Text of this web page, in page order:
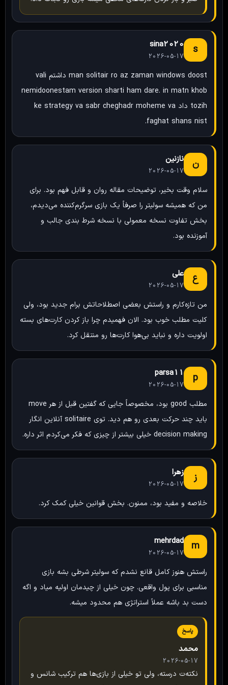
s
sina2020
2026-05-17
man solitair ro az zaman windows doost داشتم vali
nemidoonestam version sharti ham dare. in matn khob
tozih داد ke strategy va sabr cheghadr moheme va
faghat shans nist.
ن نازنین
2026-05-17
سلام وقت بخیر، توضیحات مقاله روان و قابل فهم بود. برای
من که همیشه سولیتر را صرفاً یک بازی سرگرم‌کننده می‌دیدم،
بخش تفاوت نسخه معمولی با نسخه شرط بندی جالب و
آموزنده بود.
ع علی
2026-05-17
من تازه‌کارم و راستش بعضی اصطلاحاتش برام جدید بود، ولی
کلیت مطلب خوب بود. الان فهمیدم چرا باز کردن کارت‌های بسته
اولویت داره و نباید بی‌هوا کارت‌ها رو منتقل کرد.
p
parsa11
2026-05-17
مطلب good بود، مخصوصاً جایی که گفتین قبل از هر move
باید چند حرکت بعدی رو هم دید. توی solitaire آنلاین انگار
decision making خیلی بیشتر از چیزی که فکر می‌کردم اثر داره.
ز زهرا
2026-05-17
خلاصه و مفید بود، ممنون. بخش قوانین خیلی کمک کرد.
m
mehrdad
2026-05-17
راستش هنوز کامل قانع نشدم که سولیتر شرطی بشه بازی
مناسبی برای پول واقعی. چون خیلی از چیدمان اولیه میاد و اگه
دست بد باشه عملاً استراتژی هم محدود میشه.
پاسخ
محمد
2026-05-17
نکته‌ت درسته، ولی تو خیلی از بازی‌ها هم ترکیب شانس و